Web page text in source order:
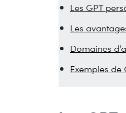
Les GPT
Les
Domaines
Exemples de